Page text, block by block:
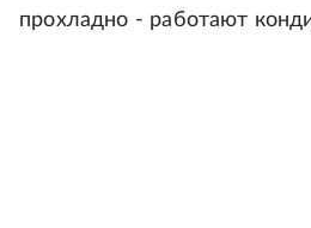
прохладно - работают